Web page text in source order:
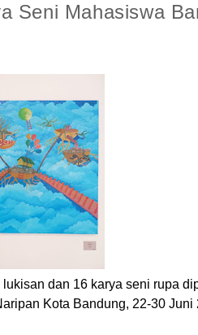
Seni Mahasiswa
dan 16 karya seni rupa
Kota Bandung, 22-30 Juni